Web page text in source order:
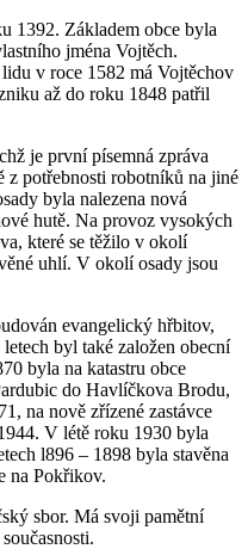
1392. Základem obce byla
jména Vojtěch.
v roce 1582 má Vojtěchov
až do roku 1848 patřil
je první písemná zpráva
potřebnosti robotníků na jiné
byla nalezena nová
hutě. Na provoz vysokých
které se těžilo v okolí
uhlí. V okolí osady jsou
evangelický hřbitov,
byl také založen obecní
byla na katastru obce
do Havlíčkova Brodu,
na nově zřízené zastávce
V létě roku 1930 byla
l896 – 1898 byla stavěna
na Pokřikov.
sbor. Má svoji pamětní